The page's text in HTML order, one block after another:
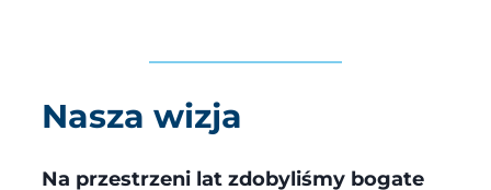
Nasza wizja
Na przestrzeni lat zdobyliśmy bogate